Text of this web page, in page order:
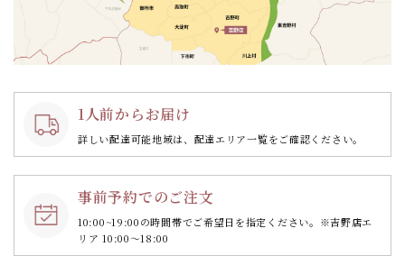
1人前からお届け
詳しい配達可能地域は、配達エリア一覧をご確認ください。
事前予約でのご注文
10:00~19:00の時間帯でご希望日を指定ください。 ※吉野店エ
リア 10:00～18:00